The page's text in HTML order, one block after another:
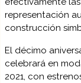
representación
construcción
El décimo
celebrará en
2021, con